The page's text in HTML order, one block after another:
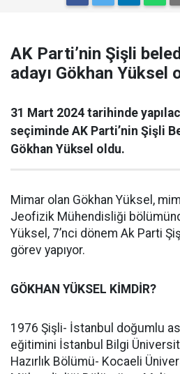
AK Parti’nin Şişli
adayı Gökhan Yüksel
31 Mart 2024 tarihinde
seçiminde AK Parti’nin Şişli
Gökhan Yüksel oldu.
Mimar olan Gökhan Yüksel,
Jeofizik Mühendisliği
Yüksel, 7’nci dönem Ak Parti
görev yapıyor.
GÖKHAN YÜKSEL KİMDİR?
1976 Şişli- İstanbul doğumlu
eğitimini İstanbul Bilgi
Hazırlık Bölümü- Kocaeli